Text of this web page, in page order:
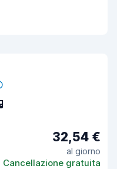
32,54 €
al giorno
Cancellazione gratuita